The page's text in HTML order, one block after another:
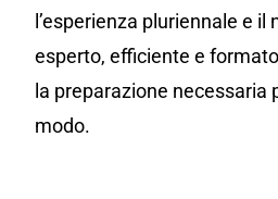
l’esperienza pluriennale e il
esperto, efficiente e
la preparazione necessaria
modo.